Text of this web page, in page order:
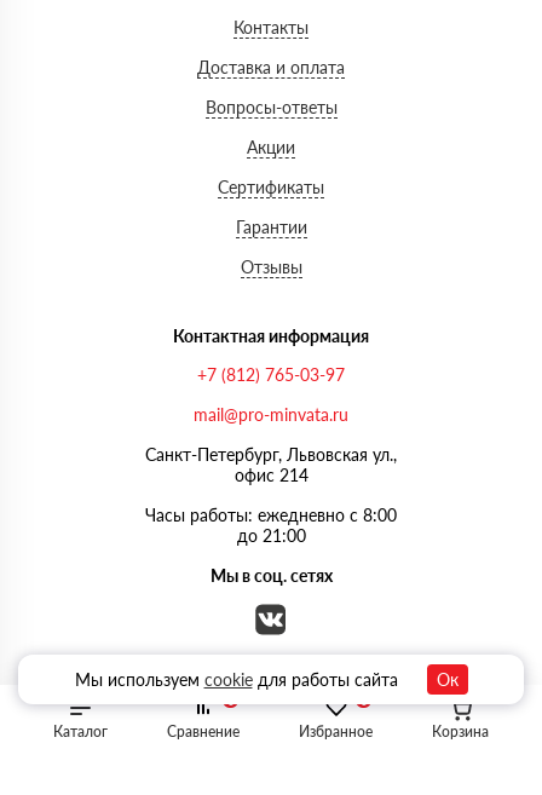
Каталог Избранное
Сравнение Корзина
Контакты
Доставка и оплата
Вопросы-ответы
Акции
Сертификаты
Гарантии
Отзывы
Контактная информация
+7 (812) 765-03-97
mail@pro-minvata.ru
Санкт-Петербург, Львовская ул.,
офис 214
Часы работы: ежедневно с 8:00
до 21:00
Мы в соц. сетях
Мы используем cookieдля работы сайта Ок